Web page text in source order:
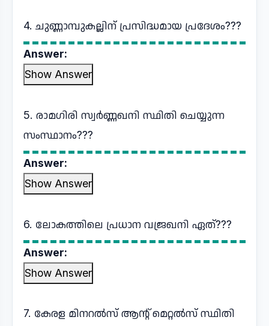
4. ചുണ്ണാമ്പുകല്ലിന് പ്രസിദ്ധമായ പ്രദേശം???
Answer:
Show Answer
5. രാമഗിരി സ്വർണ്ണഖനി സ്ഥിതി ചെയ്യുന്ന
സംസ്ഥാനം???
Answer:
Show Answer
6. ലോകത്തിലെ പ്രധാന വജ്രഖനി ഏത്???
Answer:
Show Answer
7. കേരള മിനറൽസ് ആന്റ് മെറ്റൽസ് സ്ഥിതി